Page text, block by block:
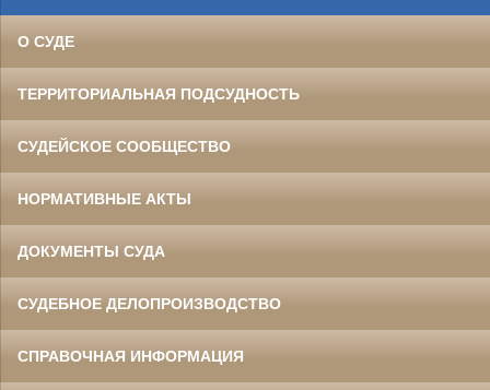
О СУДЕ
ТЕРРИТОРИАЛЬНАЯ ПОДСУДНОСТЬ
СУДЕЙСКОЕ СООБЩЕСТВО
НОРМАТИВНЫЕ АКТЫ
ДОКУМЕНТЫ СУДА
СУДЕБНОЕ ДЕЛОПРОИЗВОДСТВО
СПРАВОЧНАЯ ИНФОРМАЦИЯ